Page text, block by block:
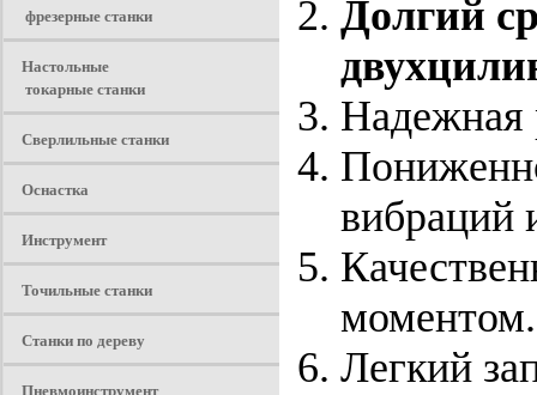
фрезерные станки
Настольные
токарные станки
Сверлильные станки
Оснастка
Инструмент
Точильные станки
Станки по дереву
Пневмоинструмент
Долгий
Надежная
вибраций
моментом.
Легкий